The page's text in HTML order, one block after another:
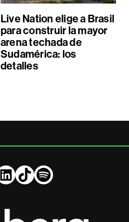
Live Nation elige a Brasil
para construir la mayor
arena techada de
Sudamérica: los
detalles